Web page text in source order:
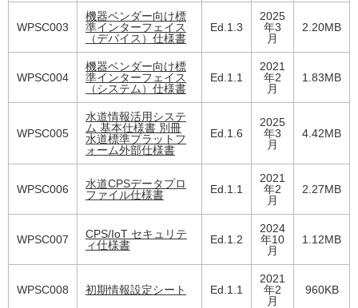
WPSC003
機器ベンダー向け標
準インターフェイス
（デバイス）仕様書
Ed.1.3
2025
年3
月
2.20MB
WPSC004
機器ベンダー向け標
準インターフェイス
（システム）仕様書
Ed.1.1
2021
年2
月
1.83MB
WPSC005
水道情報活用システ
ム 基本仕様書 別冊
水道標準プラットフ
ォーム外部仕様書
Ed.1.6
2025
年3
月
4.42MB
WPSC006
水道CPSデータプロ
ファイル仕様書
Ed.1.1
2021
年2
月
2.27MB
WPSC007
CPS/IoT セキュリテ
ィ仕様書
Ed.1.2
2024
年10
月
1.12MB
WPSC008 初期情報設定シート Ed.1.1
2021
年2
月
960KB